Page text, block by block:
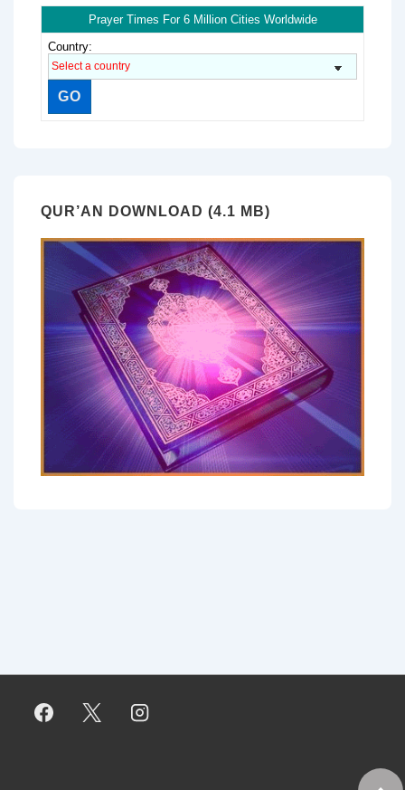
Prayer Times For 6 Million Cities Worldwide
Country:
QUR’AN DOWNLOAD (4.1 MB)